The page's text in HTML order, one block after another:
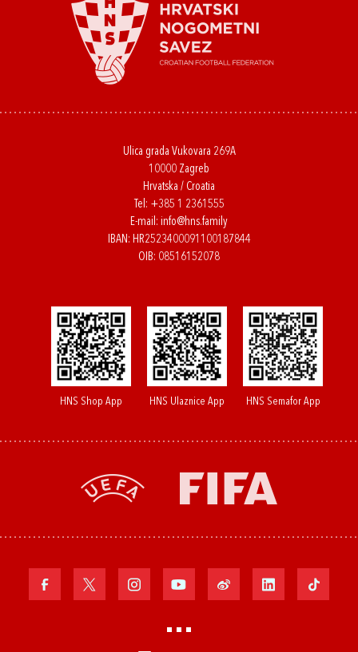
Ulica grada Vukovara 269A
10000 Zagreb
Hrvatska / Croatia
Tel: +385 1 2361555
E-mail: info@hns.family
IBAN: HR2523400091100187844
OIB: 08516152078
HNS Shop App HNS Ulaznice App HNS Semafor App